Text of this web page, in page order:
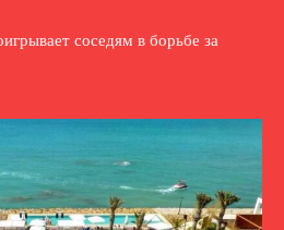
соседям в борьбе за